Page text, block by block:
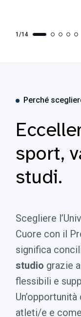
1/14
Perché
sport,
studi.
Scegliere
Cuore con il
significa
studio grazie
flessibili e
atleti/e e